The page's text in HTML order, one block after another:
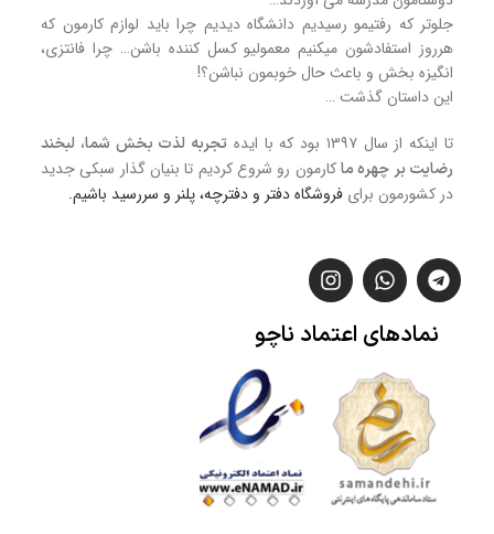
جلوتر که رفتیمو رسیدیم دانشگاه دیدیم چرا باید لوازم کارمون که
هرروز استفادشون میکنیم معمولیو کسل کننده باشن… چرا فانتزی،
انگیزه بخش و باعث حال خوبمون نباشن؟!
این داستان گذشت …
تا اینکه از سال ۱۳۹۷ بود که با ایده
تجربه لذت بخش شما، لبخند
رضایت بر چهره ماکارمون رو شروع کردیم تا بنیان گذار سبکی جدید
در کشورمون برای فروشگاهدفتر و دفترچه، پلنر و سررسید باشیم.
نمادهای اعتماد ناچو